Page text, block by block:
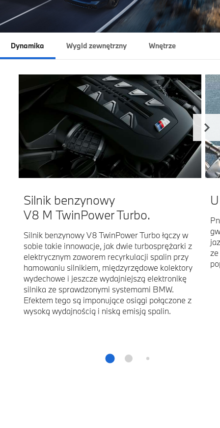
Dynamika Wygld zewnętrzny Wnętrze
Silnik benzynowy
V8 M TwinPower Turbo.
Silnik benzynowy V8 TwinPower Turbo łączy w
sobie takie innowacje, jak dwie turbosprężarki z
elektrycznym zaworem recyrkulacji spalin przy
hamowaniu silnikiem, międzyrzędowe kolektory
wydechowe i jeszcze wydajniejszą elektronikę
silnika ze sprawdzonymi systemami BMW.
Efektem tego są imponujące osiągi połączone z
wysoką wydajnością i niską emisją spalin.